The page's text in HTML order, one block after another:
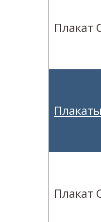
Плакат
Плакат